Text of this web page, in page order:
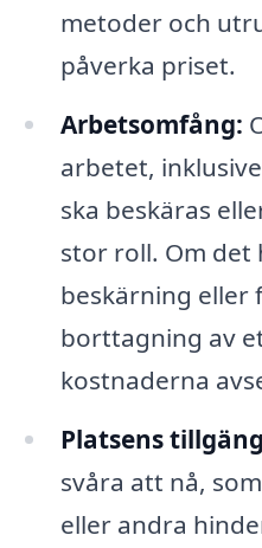
metoder och
påverka priset.
Arbetsomfång:
arbetet,
ska beskäras
stor roll. Om det
beskärning eller
borttagning av
kostnaderna
Platsens
svåra att nå,
eller andra